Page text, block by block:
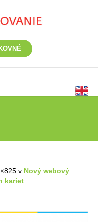
v Nový webový
kariet